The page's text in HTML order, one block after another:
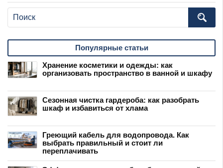
Популярные статьи
Хранение косметики и одежды: как
организовать пространство в ванной и шкафу
Сезонная чистка гардероба: как разобрать
шкаф и избавиться от хлама
Греющий кабель для водопровода. Как
выбрать правильный и стоит ли
переплачивать